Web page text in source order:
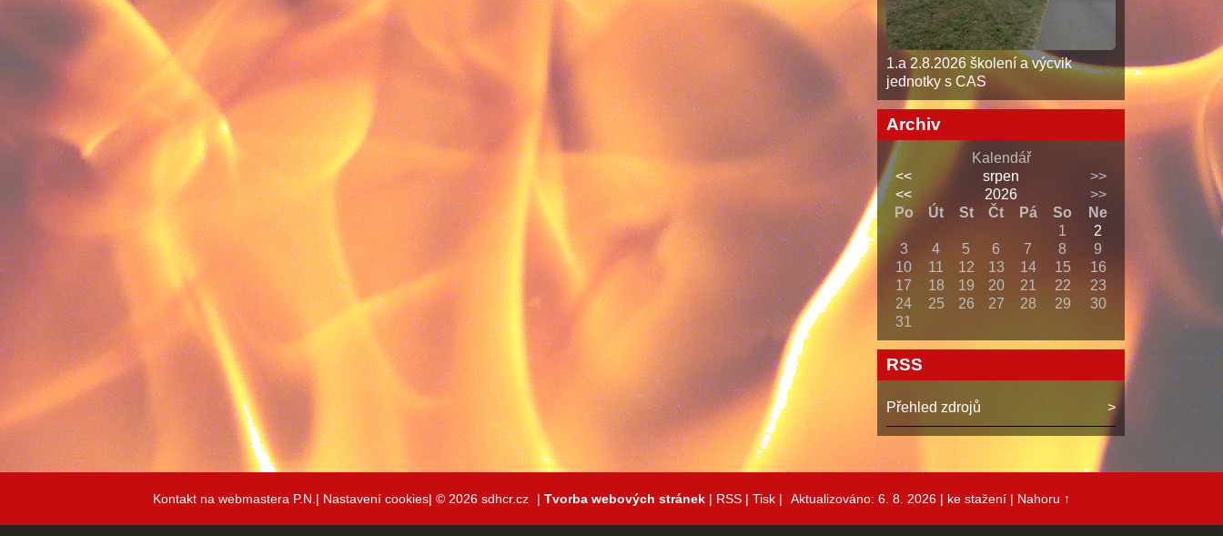
1.a 2.8.2026 školení a výcvik
jednotky s CAS
Archiv
Kalendář
<<
srpen
>>
<<
2026
>>
Po
Út St Čt Pá So
Ne
1
2
3
4 5 6 7 8
9
10
11 12 13 14 15
16
17
18 19 20 21 22
23
24
25 26 27 28 29
30
31
RSS
Přehled zdrojů
Kontakt na webmastera P.N.| Nastavení cookies| © 2026 sdhcr.cz | Tvorba webových stránek | RSS | Tisk | Aktualizováno: 6. 8. 2026 | ke stažení | Nahoru ↑